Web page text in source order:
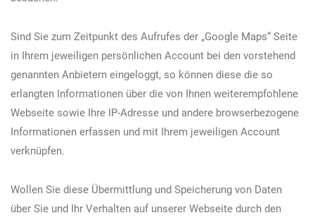
Sind Sie zum Zeitpunkt des Aufrufes der „Google Maps“ Seite
in Ihrem jeweiligen persönlichen Account bei den vorstehend
genannten Anbietern eingeloggt, so können diese die so
erlangten Informationen über die von Ihnen weiterempfohlene
Webseite sowie Ihre IP-Adresse und andere browserbezogene
Informationen erfassen und mit Ihrem jeweiligen Account
verknüpfen.
Wollen Sie diese Übermittlung und Speicherung von Daten
über Sie und Ihr Verhalten auf unserer Webseite durch den